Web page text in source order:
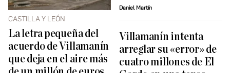
CASTILLA Y LEÓN
La letra pequeña del
acuerdo de Villamanín
que deja en el aire más
Daniel Martín
Villamanín intenta
arreglar su «error» de
cuatro millones de El